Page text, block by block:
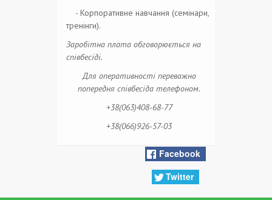
- Корпоративне навчання (семінари,
тренінги).
Заробітна плата обговорюється на
співбесіді.
Для оперативності переважно
попередня співбесіда телефоном.
+38(063)408-68-77
+38(066)926-57-03
Facebook
Twitter